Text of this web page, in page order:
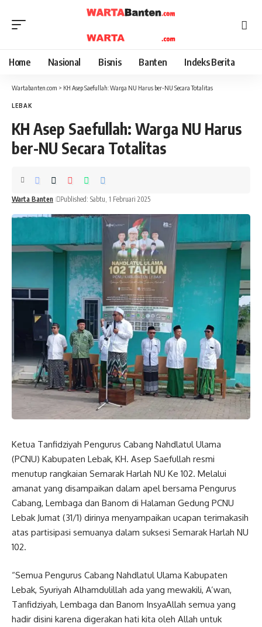
Home Nasional Bisnis Banten Indeks Berita
Wartabanten.com > KH Asep Saefullah: Warga NU Harus ber-NU Secara Totalitas
LEBAK
KH Asep Saefullah: Warga NU Harus
ber-NU Secara Totalitas
Warta Banten Published: Sabtu, 1 Februari 2025
Ketua Tanfidziyah Pengurus Cabang Nahdlatul Ulama
(PCNU) Kabupaten Lebak, KH. Asep Saefullah resmi
menutup rangkaian Semarak Harlah NU Ke 102. Melalui
amanat yang disampaikan dalam apel bersama Pengurus
Cabang, Lembaga dan Banom di Halaman Gedung PCNU
Lebak Jumat (31/1) dirinya menyampaikan ucapan terimakasih
atas partisipasi semuanya dalam suksesi Semarak Harlah NU
102.
“Semua Pengurus Cabang Nahdlatul Ulama Kabupaten
Lebak, Syuriyah Alhamdulillah ada yang mewakili, A’wan,
Tanfidziyah, Lembaga dan Banom InsyaAllah semua yang
hadir disini karena digerakan hati kita oleh Allah untuk